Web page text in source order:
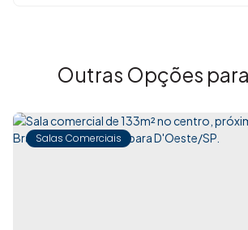
Outras Opções
Salas Comerciais